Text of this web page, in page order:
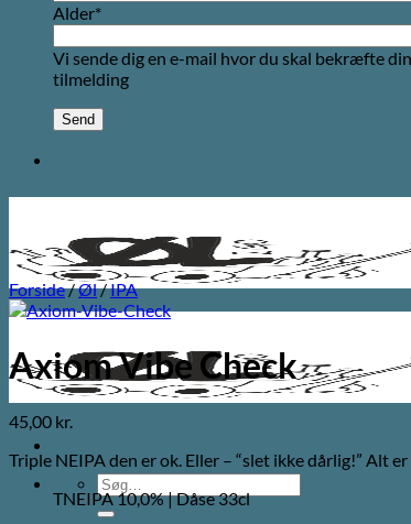
Alder*
Vi sende dig en e-mail hvor du skal bekræfte din
tilmelding
Søg
efter:
Forside/Øl/IPA
Axiom Vibe Check
45,00 kr.
Triple NEIPA den er ok. Eller – “slet ikke dårlig!” Alt
TNEIPA 10,0% | Dåse 33cl